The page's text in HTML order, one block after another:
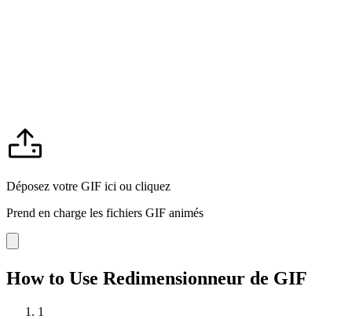
Déposez votre GIF ici ou cliquez
Prend en charge les fichiers GIF animés
How to Use Redimensionneur de GIF
1